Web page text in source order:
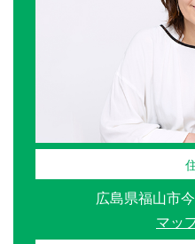
広島県福山市
マッ